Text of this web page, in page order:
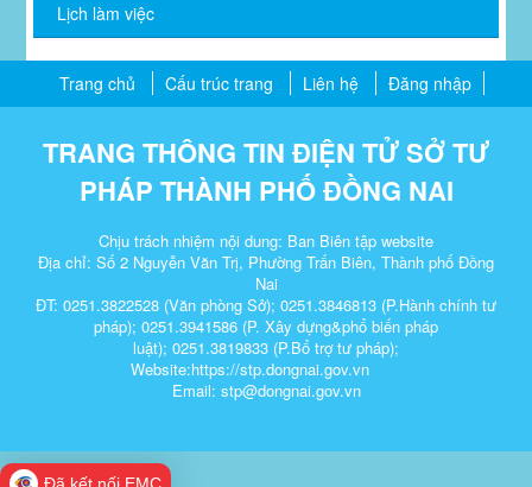
Lịch làm việc
Trang chủ Cấu trúc trang Liên hệ Đăng nhập
TRANG THÔNG TIN ĐIỆN TỬ SỞ TƯ
PHÁP THÀNH PHỐ ĐỒNG NAI
Chịu trách nhiệm nội dung: Ban Biên tập website
Địa chỉ: Số 2 Nguyễn Văn Trị, Phường Trấn Biên, Thành phố Đồng
Nai
ĐT: 0251.3822528 (Văn phòng Sở); 0251.3846813 (P.Hành chính tư
pháp); 0251.3941586 (P. Xây dựng&phổ biến pháp
luật); 0251.3819833 (P.Bổ trợ tư pháp);
Website:https://stp.dongnai.gov.vn
Email: stp@dongnai.gov.vn​